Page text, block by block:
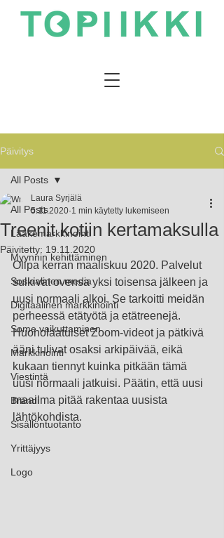
Päivitys
All Posts
Lääkemarkkinointi
Myynnin kehittäminen
Sosiaalinen media
Digitaalinen markkinointi
Some vaikuttaminen
Markkinointi
Viestintä
Brändi
Sisällöntuotanto
Yrittäjyys
Logo
All Posts
Treenit kotiin kertamaksulla
Laura Syrjälä
5.11.2020 1 min käytetty lukemiseen
Päivitetty: 19.11.2020
Olipa kerran maaliskuu 2020. Palvelut
sulkivat ovensa yksi toisensa jälkeen ja
uusi normaali alkoi. Se tarkoitti meidän
perheessä etätyötä ja etätreenejä.
Huonolaatuiset Zoom-videot ja pätkivä
ääni tulivat osaksi arkipäivää, eikä
kukaan tiennyt kuinka pitkään tämä
uusi normaali jatkuisi. Päätin, että uusi
maailma pitää rakentaa uusista
lähtökohdista.